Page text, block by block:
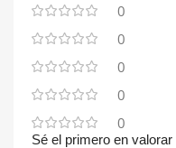
0
0
0
0
0
Sé el primero en